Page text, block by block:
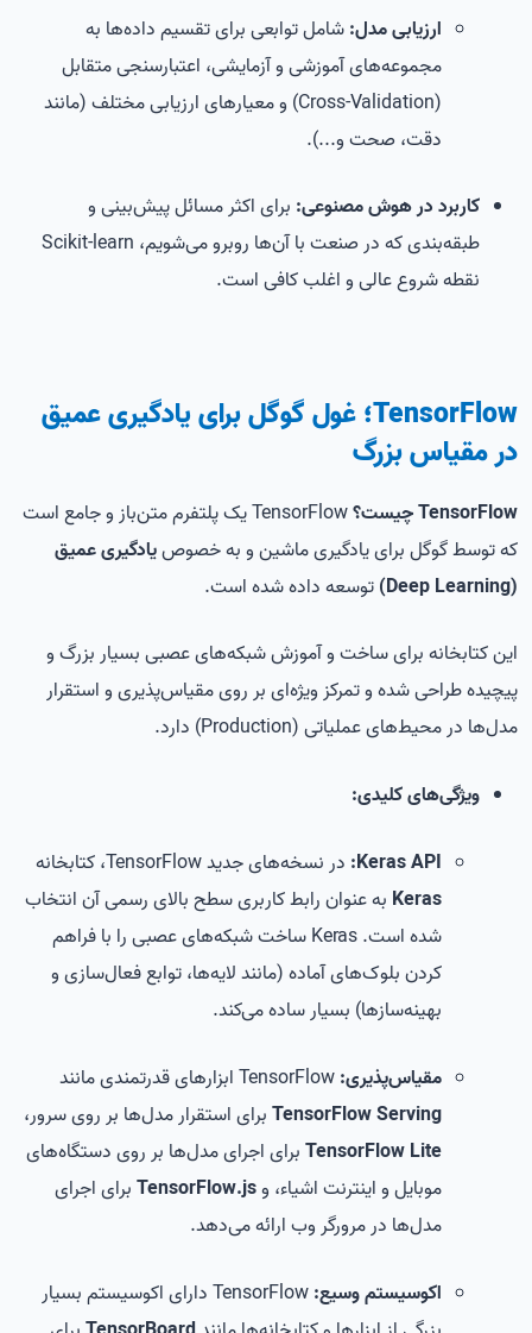
ارزیابی مدل:شامل توابعی برای تقسیم داده‌ها به
مجموعه‌های آموزشی و آزمایشی، اعتبارسنجی متقابل
(Cross-Validation) و معیارهای ارزیابی مختلف (مانند
دقت، صحت و...).
کاربرد در هوش مصنوعی: برای اکثر مسائل پیش‌بینی و
طبقه‌بندی که در صنعت با آن‌ها روبرو می‌شویم، Scikit-learn
نقطه شروع عالی و اغلب کافی است.
TensorFlow؛ غول گوگل برای یادگیری عمیق
در مقیاس بزرگ
TensorFlow چیست؟
TensorFlow یک پلتفرم متن‌باز و جامع است
که توسط گوگل برای یادگیری ماشین و به خصوصیادگیری عمیق
(Deep Learning)
توسعه داده شده است.
این کتابخانه برای ساخت و آموزش شبکه‌های عصبی بسیار بزرگ و
پیچیده طراحی شده و تمرکز ویژه‌ای بر روی مقیاس‌پذیری و استقرار
مدل‌ها در محیط‌های عملیاتی (Production) دارد.
ویژگی‌های کلیدی:
Keras API: در نسخه‌های جدید TensorFlow، کتابخانه
Keras به عنوان رابط کاربری سطح بالای رسمی آن انتخاب
شده است. Keras ساخت شبکه‌های عصبی را با فراهم
کردن بلوک‌های آماده (مانند لایه‌ها، توابع فعال‌سازی و
بهینه‌سازها) بسیار ساده می‌کند.
مقیاس‌پذیری:
TensorFlow Servingبرای استقرار مدل‌ها بر روی سرور،
TensorFlow Liteبرای اجرای مدل‌ها بر روی دستگاه‌های
موبایل و اینترنت اشیاء، وTensorFlow.jsبرای اجرای
مدل‌ها در مرورگر وب ارائه می‌دهد.
اکوسیستم وسیع:
TensorFlow دارای اکوسیستم بسیار